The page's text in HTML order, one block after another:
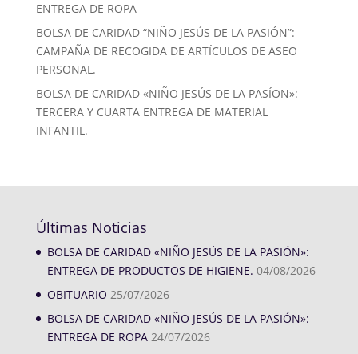
ENTREGA DE ROPA
BOLSA DE CARIDAD “NIÑO JESÚS DE LA PASIÓN”:
CAMPAÑA DE RECOGIDA DE ARTÍCULOS DE ASEO
PERSONAL.
BOLSA DE CARIDAD «NIÑO JESÚS DE LA PASÍON»:
TERCERA Y CUARTA ENTREGA DE MATERIAL
INFANTIL.
Últimas Noticias
BOLSA DE CARIDAD «NIÑO JESÚS DE LA PASIÓN»:
ENTREGA DE PRODUCTOS DE HIGIENE. 04/08/2026
OBITUARIO 25/07/2026
BOLSA DE CARIDAD «NIÑO JESÚS DE LA PASIÓN»:
ENTREGA DE ROPA 24/07/2026